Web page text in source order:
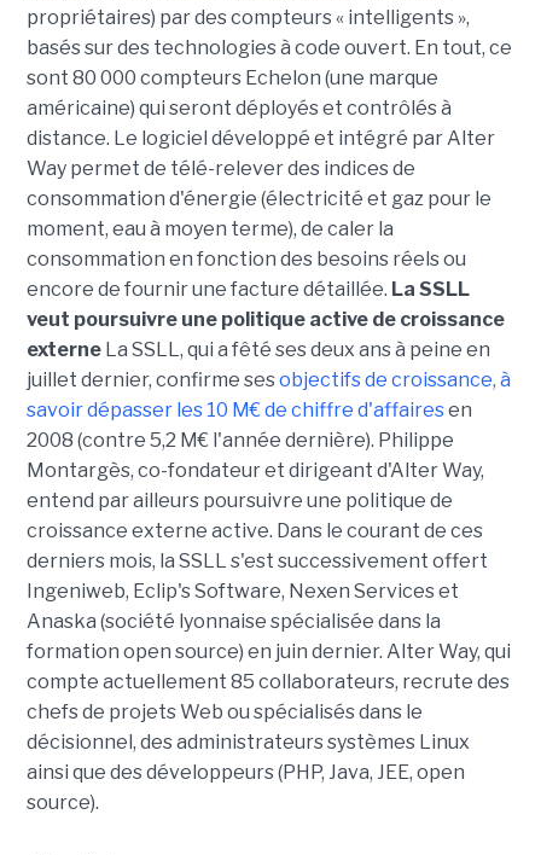
propriétaires) par des compteurs « intelligents »,
basés sur des technologies à code ouvert. En tout, ce
sont 80 000 compteurs Echelon (une marque
américaine) qui seront déployés et contrôlés à
distance. Le logiciel développé et intégré par Alter
Way permet de télé-relever des indices de
consommation d'énergie (électricité et gaz pour le
moment, eau à moyen terme), de caler la
consommation en fonction des besoins réels ou
encore de fournir une facture détaillée. La SSLL
veut poursuivre une politique active de croissance
externeLa SSLL, qui a fêté ses deux ans à peine en
juillet dernier, confirme sesobjectifs de croissance, à
savoir dépasser les 10 M€ de chiffre d'affairesen
2008 (contre 5,2 M€ l'année dernière). Philippe
Montargès, co-fondateur et dirigeant d'Alter Way,
entend par ailleurs poursuivre une politique de
croissance externe active. Dans le courant de ces
derniers mois, la SSLL s'est successivement offert
Ingeniweb, Eclip's Software, Nexen Services et
Anaska (société lyonnaise spécialisée dans la
formation open source) en juin dernier. Alter Way, qui
compte actuellement 85 collaborateurs, recrute des
chefs de projets Web ou spécialisés dans le
décisionnel, des administrateurs systèmes Linux
ainsi que des développeurs (PHP, Java, JEE, open
source).